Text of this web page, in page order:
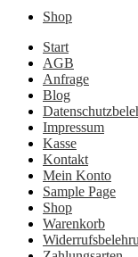
Shop
Start
AGB
Anfrage
Blog
Impressum
Kasse
Kontakt
Mein Konto
Sample Page
Shop
Warenkorb